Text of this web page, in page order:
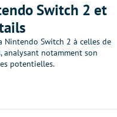
Switch 2 et
Nintendo Switch 2 à celles de
analysant notamment son
potentielles.